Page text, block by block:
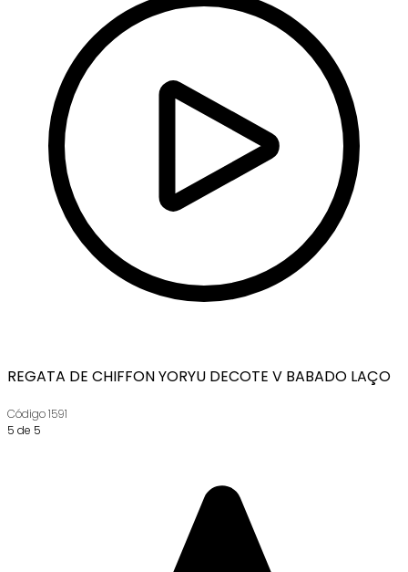
REGATA DE CHIFFON YORYU DECOTE V BABADO LAÇO
Código1591
5 de 5